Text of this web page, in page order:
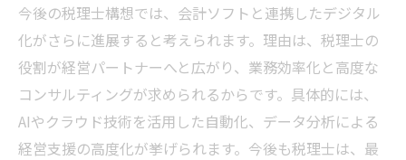
今後の税理士構想では、会計ソフトと連携したデジタル
化がさらに進展すると考えられます。理由は、税理士の
役割が経営パートナーへと広がり、業務効率化と高度な
コンサルティングが求められるからです。具体的には、
AIやクラウド技術を活用した自動化、データ分析による
経営支援の高度化が挙げられます。今後も税理士は、最